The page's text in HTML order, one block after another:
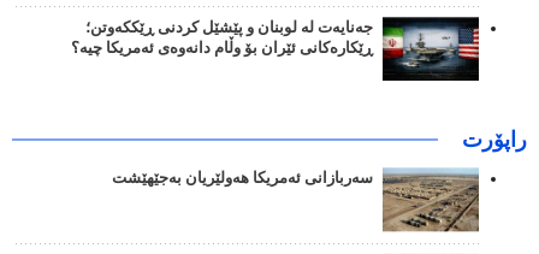
جەنایەت لە لوبنان و پێشێل کردنی ڕێککەوتن؛
ڕێکارەکانی ئێران بۆ وڵام دانەوەی ئەمریکا چیە؟
راپۆرت
سەربازانی ئەمریکا هەولێریان بەجێهێشت